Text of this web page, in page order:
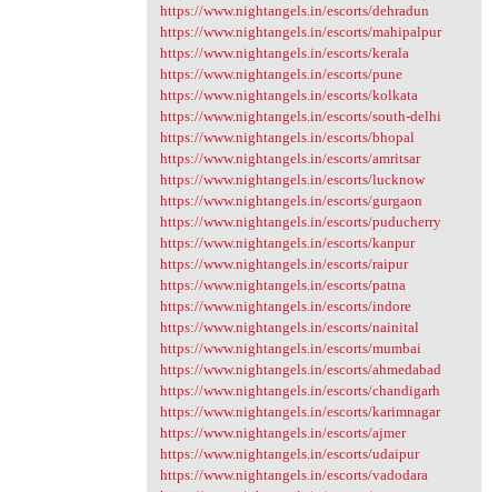
https://www.nightangels.in/escorts/dehradun
https://www.nightangels.in/escorts/mahipalpur
https://www.nightangels.in/escorts/kerala
https://www.nightangels.in/escorts/pune
https://www.nightangels.in/escorts/kolkata
https://www.nightangels.in/escorts/south-delhi
https://www.nightangels.in/escorts/bhopal
https://www.nightangels.in/escorts/amritsar
https://www.nightangels.in/escorts/lucknow
https://www.nightangels.in/escorts/gurgaon
https://www.nightangels.in/escorts/puducherry
https://www.nightangels.in/escorts/kanpur
https://www.nightangels.in/escorts/raipur
https://www.nightangels.in/escorts/patna
https://www.nightangels.in/escorts/indore
https://www.nightangels.in/escorts/nainital
https://www.nightangels.in/escorts/mumbai
https://www.nightangels.in/escorts/ahmedabad
https://www.nightangels.in/escorts/chandigarh
https://www.nightangels.in/escorts/karimnagar
https://www.nightangels.in/escorts/ajmer
https://www.nightangels.in/escorts/udaipur
https://www.nightangels.in/escorts/vadodara